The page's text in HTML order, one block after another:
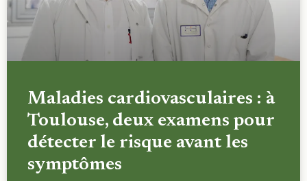
Maladies cardiovasculaires : à
Toulouse, deux examens pour
détecter le risque avant les
symptômes